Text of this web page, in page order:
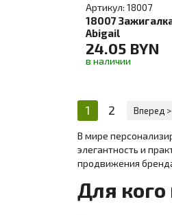
Артикул: 18007
18007
Abigail
24.05 BYN
в наличии
1 2 Вперед >
В мире
элегантность и
продвижения
Для